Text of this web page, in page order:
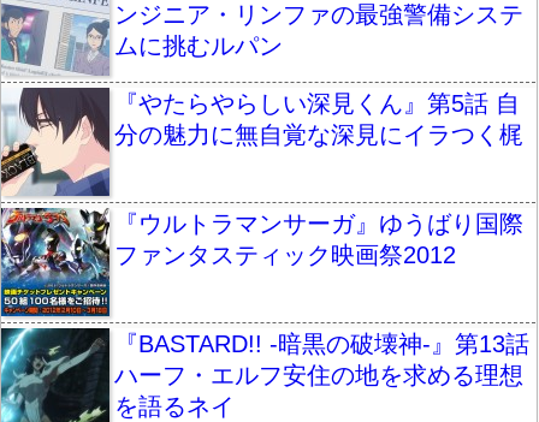
ンジニア・リンファの最強警備システ
ムに挑むルパン
『やたらやらしい深見くん』第5話 自
分の魅力に無自覚な深見にイラつく梶
『ウルトラマンサーガ』ゆうばり国際
ファンタスティック映画祭2012
『BASTARD!! -暗黒の破壊神-』第13話
ハーフ・エルフ安住の地を求める理想
を語るネイ